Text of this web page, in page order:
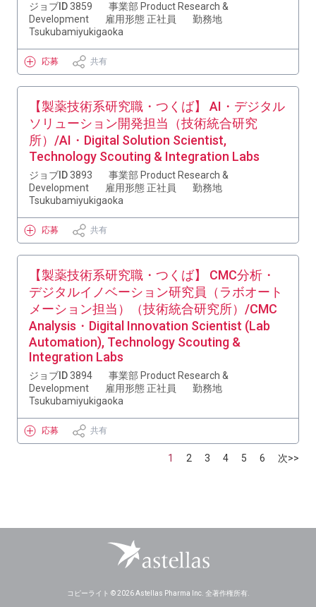
ジョブID3859 事業部 Product Research &
Development
雇用形態 正社員
勤務地
Tsukubamiyukigaoka
応募 共有
【製薬技術系研究職・つくば】 AI・デジタル
ソリューション開発担当（技術統合研究
所）/AI・Digital Solution Scientist,
Technology Scouting & Integration Labs
ジョブID3893 事業部 Product Research &
Development
雇用形態 正社員
勤務地
Tsukubamiyukigaoka
応募 共有
【製薬技術系研究職・つくば】 CMC分析・
デジタルイノベーション研究員（ラボオート
メーション担当）（技術統合研究所）/CMC
Analysis・Digital Innovation Scientist (Lab
Automation), Technology Scouting &
Integration Labs
ジョブID3894 事業部 Product Research &
Development
雇用形態 正社員
勤務地
Tsukubamiyukigaoka
応募 共有
1 2 3 4 5 6 次>>
コピーライト © 2026 Astellas Pharma Inc. 全著作権所有.